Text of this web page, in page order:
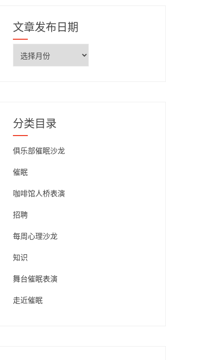
文章发布日期
期
分类目录
俱乐部催眠沙龙
催眠
咖啡馆人桥表演
招聘
每周心理沙龙
知识
舞台催眠表演
走近催眠